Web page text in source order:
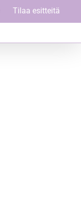
Tilaa esitteitä